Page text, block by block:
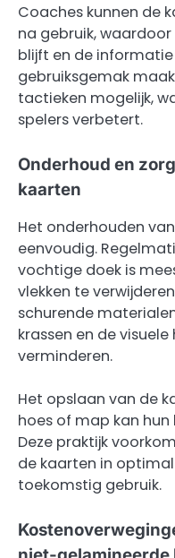
Coaches kunnen de
na gebruik,
blijft en de
gebruiksgemak
tactieken mogelijk,
spelers verbetert.
Onderhoud en
kaarten
Het onderhouden
eenvoudig.
vochtige doek is
vlekken te
schurende
krassen en de
verminderen.
Het opslaan van de
hoes of map kan hun
Deze praktijk
de kaarten in
toekomstig gebruik.